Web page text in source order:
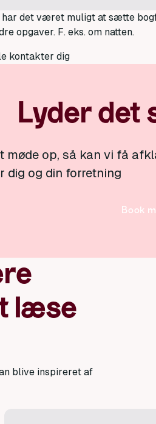
har det været muligt at sætte
opgaver. F. eks. om natten.
kontakter dig
Lyder det
op, så kan vi få
dig og din forretning
Book
læse
blive inspireret af